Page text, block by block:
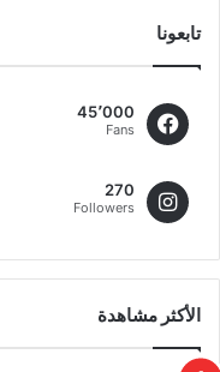
تابعونا
45٬000
Fans
270
Followers
الأكثر مشاهدة